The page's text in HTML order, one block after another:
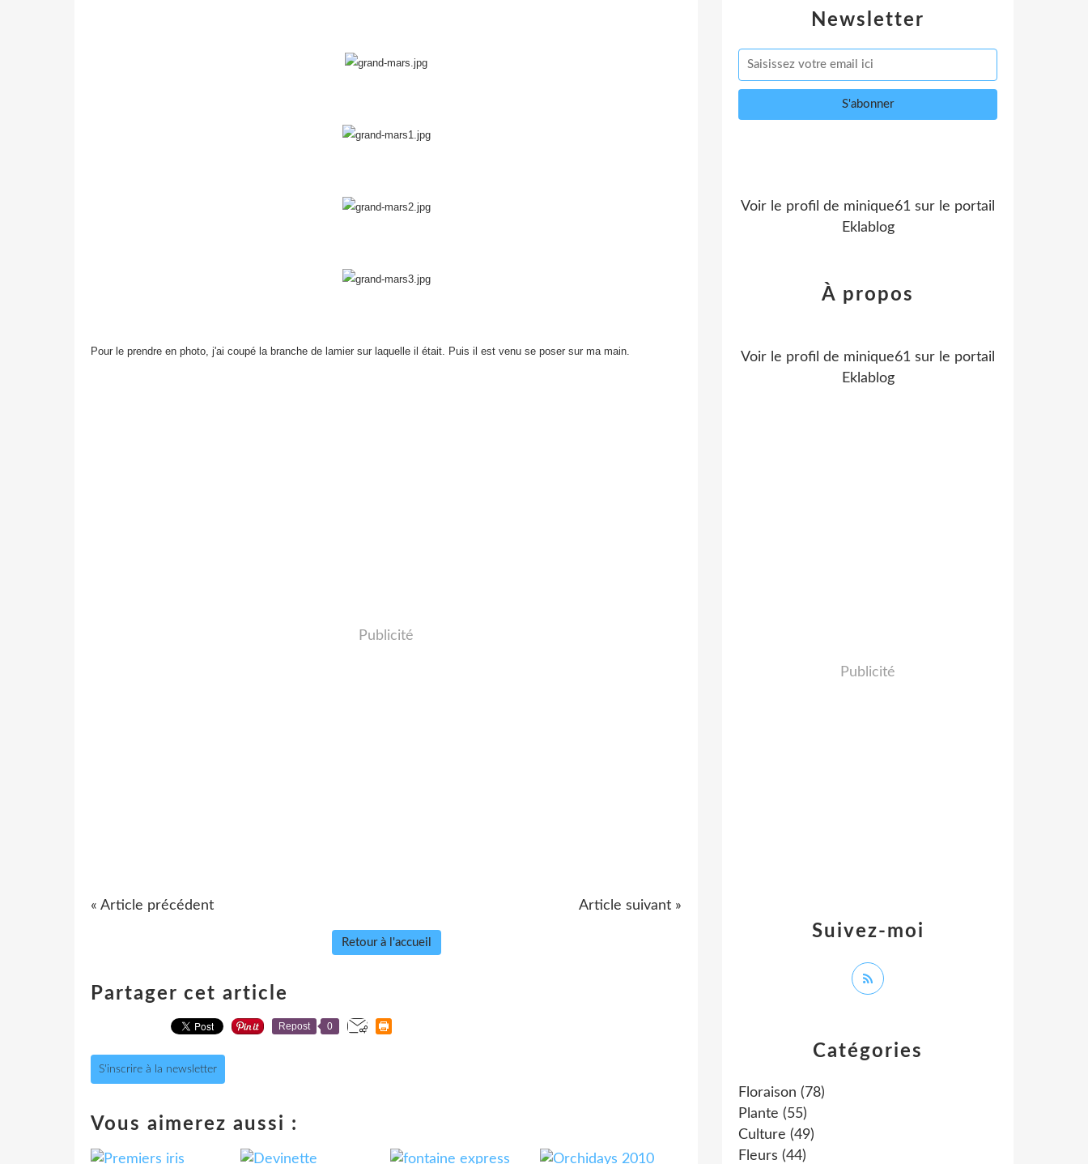
Pour le prendre en photo, j'ai coupé la branche de lamier sur laquelle il était. Puis il est venu se poser sur ma main.
Publicité
« Article précédent Article suivant »
Retour à l'accueil
Partager cet article
Repost 0
S'inscrire à la newsletter
Vous aimerez aussi :
Newsletter
Catégories
Floraison (78)
Plante (55)
Culture (49)
Fleurs (44)
Voir le profil de minique61 sur le portail
Eklablog
Suivez-moi
À propos
Voir le profil de minique61 sur le portail
Eklablog
Publicité